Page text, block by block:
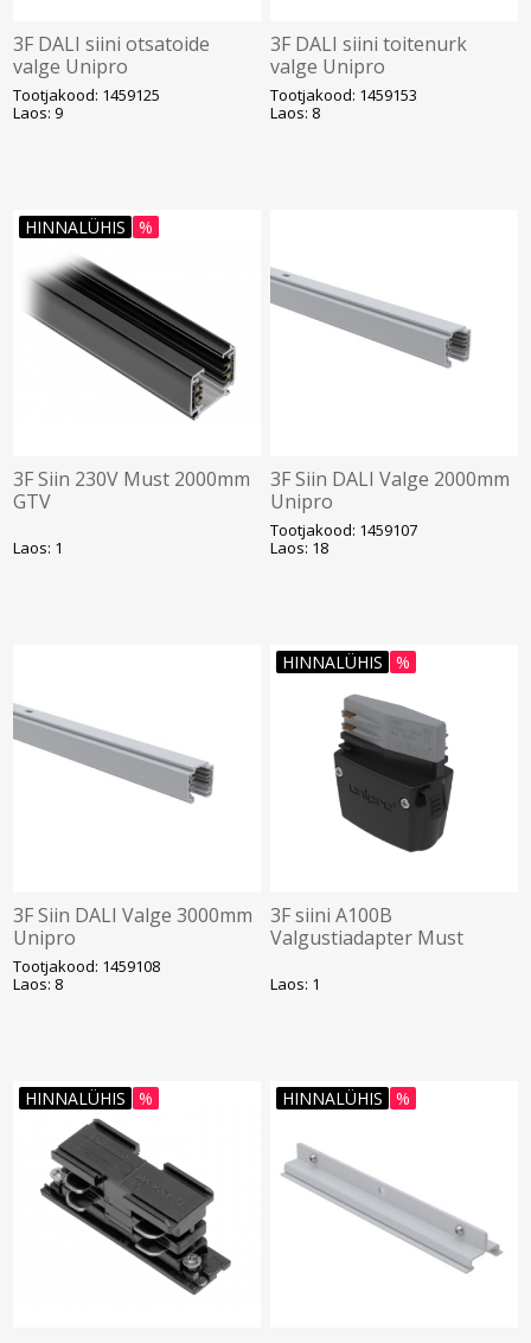
3F DALI siini otsatoide
valge Unipro
Tootjakood: 1459125
Laos: 9
3F DALI siini toitenurk
valge Unipro
Tootjakood: 1459153
Laos: 8
HINNALÜHIS %
3F Siin 230V Must 2000mm
GTV
Laos: 1
3F Siin DALI Valge 2000mm
Unipro
Tootjakood: 1459107
Laos: 18
3F Siin DALI Valge 3000mm
Unipro
Tootjakood: 1459108
Laos: 8
HINNALÜHIS %
3F siini A100B
Valgustiadapter Must
Laos: 1
HINNALÜHIS % HINNALÜHIS %